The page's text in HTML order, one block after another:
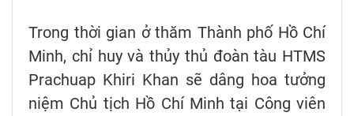
Trong thời gian ở thăm Thành phố Hồ Chí
Minh, chỉ huy và thủy thủ đoàn tàu HTMS
Prachuap Khiri Khan sẽ dâng hoa tưởng
niệm Chủ tịch Hồ Chí Minh tại Công viên